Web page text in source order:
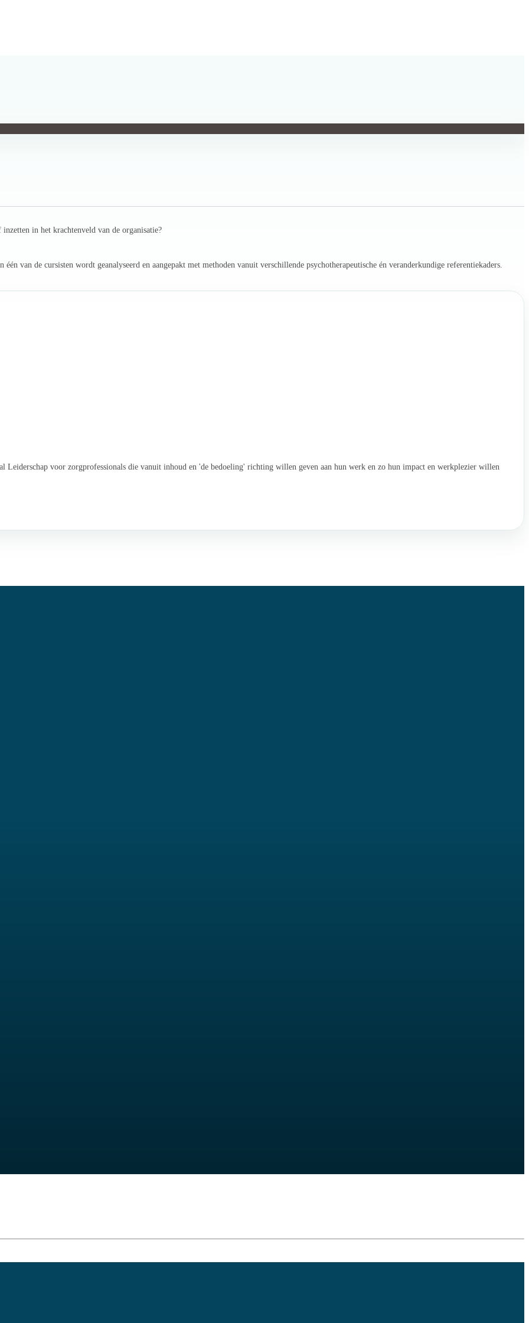
in het krachtenveld van de organisatie?
van de cursisten wordt geanalyseerd en aangepakt met methoden vanuit verschillende psychotherapeutische én veranderkundige referentiekaders.
Leiderschap voor zorgprofessionals die vanuit inhoud en 'de bedoeling' richting willen geven aan hun werk en zo hun impact en werkplezier willen